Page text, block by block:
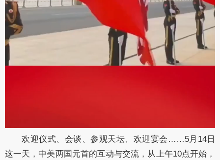
欢迎仪式、会谈、参观天坛、欢迎宴会……5月14日
这一天，中美两国元首的互动与交流，从上午10点开始，